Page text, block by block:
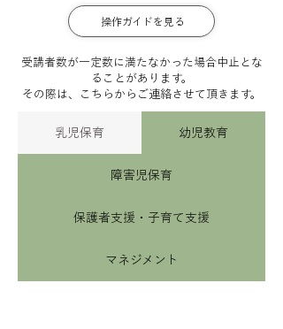
操作ガイドを見る
受講者数が一定数に満たなかった場合中止とな
ることがあります。
その際は、こちらからご連絡させて頂きます。
​乳児保育 幼児教育
障害児保育
保護者支援・子育て支援
マネジメント